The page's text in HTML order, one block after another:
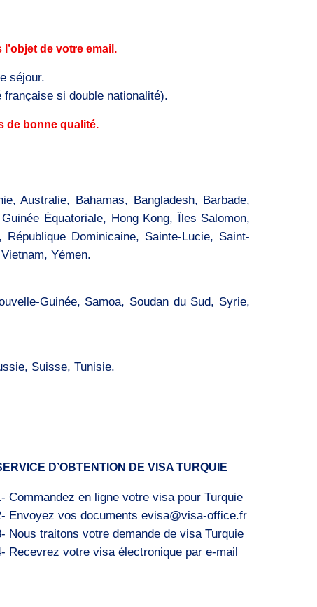
de votre email.
séjour.
si double nationalité).
de bonne qualité.
Australie, Bahamas, Bangladesh, Barbade,
Équatoriale, Hong Kong, Îles Salomon,
Dominicaine, Sainte-Lucie, Saint-
Yémen.
Guinée, Samoa, Soudan du Sud, Syrie,
Suisse, Tunisie.
D’OBTENTION DE VISA TURQUIE
Commandez en ligne votre visa pour Turquie
Envoyez vos documents evisa@visa-office.fr
Nous traitons votre demande de visa Turquie
Recevrez votre visa électronique par e-mail